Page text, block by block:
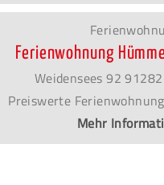
Ferienwohnung
Weidensees 92
Preiswerte
Mehr